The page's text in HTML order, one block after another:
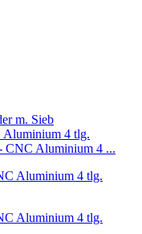
m. Sieb
4 tlg.
CNC Aluminium 4 ...